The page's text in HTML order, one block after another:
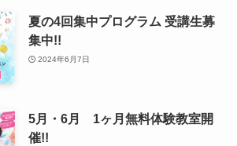
夏の4回集中プログラム 受講生募
集中!!
2024年6月7日
5月・6月 1ヶ月無料体験教室開
催!!